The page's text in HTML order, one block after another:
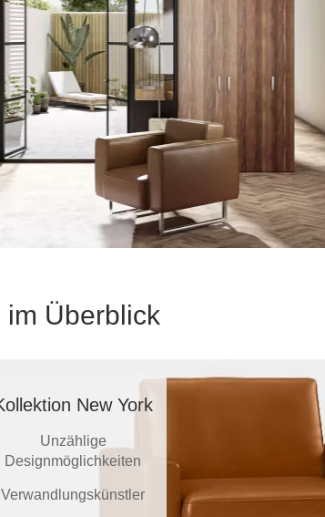
Tisch
Schreibtisch
höhenverstellbarer Schreibtisch
Couchtisch
Überblick
New York
Unzählige
Designmöglichkeiten
Verwandlungskünstler